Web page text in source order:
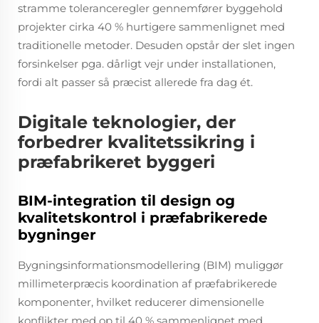
stramme toleranceregler gennemfører byggehold
projekter cirka 40 % hurtigere sammenlignet med
traditionelle metoder. Desuden opstår der slet ingen
forsinkelser pga. dårligt vejr under installationen,
fordi alt passer så præcist allerede fra dag ét.
Digitale teknologier, der
forbedrer kvalitetssikring i
præfabrikeret byggeri
BIM-integration til design og
kvalitetskontrol i præfabrikerede
bygninger
Bygningsinformationsmodellering (BIM) muliggør
millimeterpræcis koordination af præfabrikerede
komponenter, hvilket reducerer dimensionelle
konflikter med op til 40 % sammenlignet med